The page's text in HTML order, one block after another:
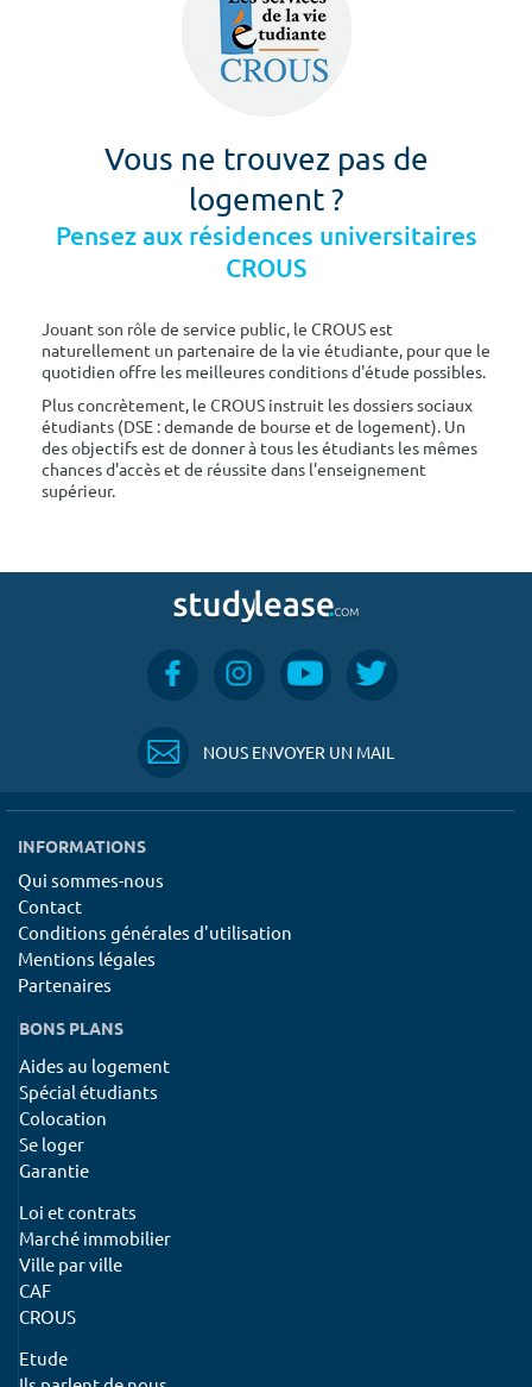
Vous ne trouvez pas de
logement ?
Pensez aux résidences universitaires
CROUS
Jouant son rôle de service public, le CROUS est
naturellement un partenaire de la vie étudiante, pour que le
quotidien offre les meilleures conditions d'étude possibles.
Plus concrètement, le CROUS instruit les dossiers sociaux
étudiants (DSE : demande de bourse et de logement). Un
des objectifs est de donner à tous les étudiants les mêmes
chances d'accès et de réussite dans l'enseignement
supérieur.
NOUS ENVOYER UN MAIL
INFORMATIONS
Qui sommes-nous
Contact
Conditions générales d'utilisation
Mentions légales
Partenaires
BONS PLANS
Aides au logement
Spécial étudiants
Colocation
Se loger
Garantie
Loi et contrats
Marché immobilier
Ville par ville
CAF
CROUS
Etude